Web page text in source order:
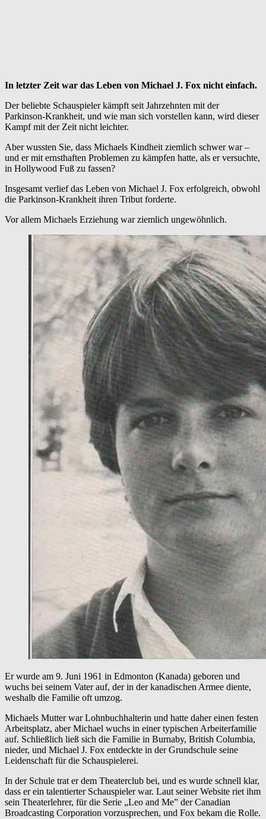
In letzter Zeit war das Leben von Michael J. Fox nicht einfach.
Der beliebte Schauspieler kämpft seit Jahrzehnten mit der
Parkinson-Krankheit, und wie man sich vorstellen kann, wird dieser
Kampf mit der Zeit nicht leichter.
Aber wussten Sie, dass Michaels Kindheit ziemlich schwer war –
und er mit ernsthaften Problemen zu kämpfen hatte, als er versuchte,
in Hollywood Fuß zu fassen?
Insgesamt verlief das Leben von Michael J. Fox erfolgreich, obwohl
die Parkinson-Krankheit ihren Tribut forderte.
Vor allem Michaels Erziehung war ziemlich ungewöhnlich.
Er wurde am 9. Juni 1961 in Edmonton (Kanada) geboren und
wuchs bei seinem Vater auf, der in der kanadischen Armee diente,
weshalb die Familie oft umzog.
Michaels Mutter war Lohnbuchhalterin und hatte daher einen festen
Arbeitsplatz, aber Michael wuchs in einer typischen Arbeiterfamilie
auf. Schließlich ließ sich die Familie in Burnaby, British Columbia,
nieder, und Michael J. Fox entdeckte in der Grundschule seine
Leidenschaft für die Schauspielerei.
In der Schule trat er dem Theaterclub bei, und es wurde schnell klar,
dass er ein talentierter Schauspieler war. Laut seiner Website riet ihm
sein Theaterlehrer, für die Serie „Leo and Me” der Canadian
Broadcasting Corporation vorzusprechen, und Fox bekam die Rolle.